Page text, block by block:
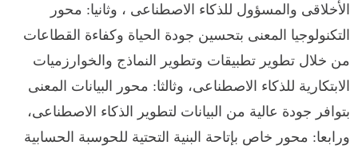
الأخلاقى والمسؤول للذكاء الاصطناعى ، وثانيا: محور
التكنولوجيا المعنى بتحسين جودة الحياة وكفاءة القطاعات
من خلال تطوير تطبيقات وتطوير النماذج والخوارزميات
الابتكارية للذكاء الاصطناعى، وثالثا: محور البيانات المعنى
بتوافر جودة عالية من البيانات لتطوير الذكاء الاصطناعى،
ورابعا: محور خاص بإتاحة البنية التحتية للحوسبة الحسابية